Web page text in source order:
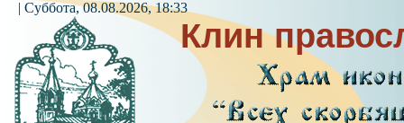
Клин
| Суббота, 08.08.2026, 18:33